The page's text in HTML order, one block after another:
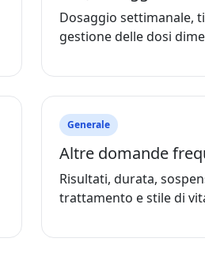
Dosaggio settimanale,
gestione delle dosi
Generale
Altre domande
Risultati, durata,
trattamento e stile di